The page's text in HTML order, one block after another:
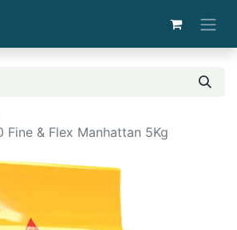
Fine & Flex Manhattan 5Kg